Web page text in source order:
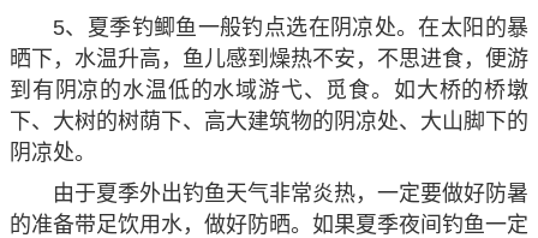
5、夏季钓鲫鱼一般钓点选在阴凉处。在太阳的暴
晒下，水温升高，鱼儿感到燥热不安，不思进食，便游
到有阴凉的水温低的水域游弋、觅食。如大桥的桥墩
下、大树的树荫下、高大建筑物的阴凉处、大山脚下的
阴凉处。
由于夏季外出钓鱼天气非常炎热，一定要做好防暑
的准备带足饮用水，做好防晒。如果夏季夜间钓鱼一定